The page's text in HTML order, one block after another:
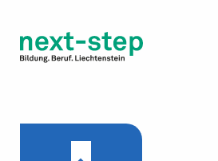
Beratung & Unterstützung